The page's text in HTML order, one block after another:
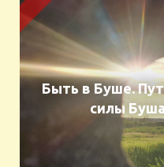
Быть в Буше.
силы